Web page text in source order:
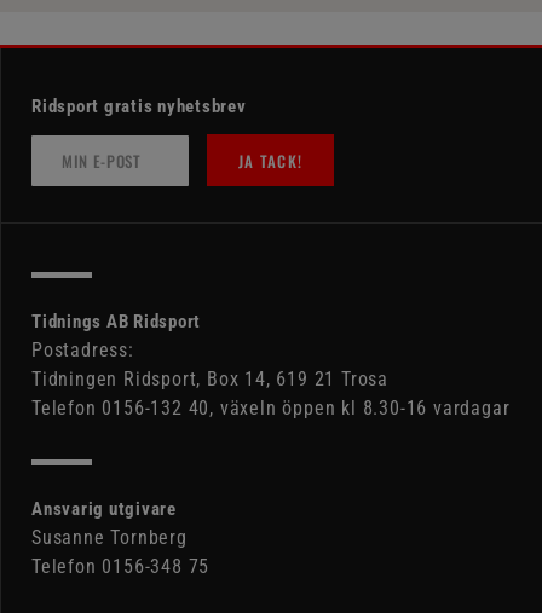
Ridsport gratis nyhetsbrev
JA TACK!
Tidnings AB Ridsport
Postadress:
Tidningen Ridsport, Box 14, 619 21 Trosa
Telefon 0156-132 40, växeln öppen kl 8.30-16 vardagar
Ansvarig utgivare
Susanne Tornberg
Telefon 0156-348 75